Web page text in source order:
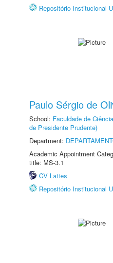
Repositório Institucional
Paulo Sérgio de
School: Faculdade de
de Presidente Prudente)
Department:
Academic Appointment
title: MS-3.1
CV Lattes
Repositório Institucional